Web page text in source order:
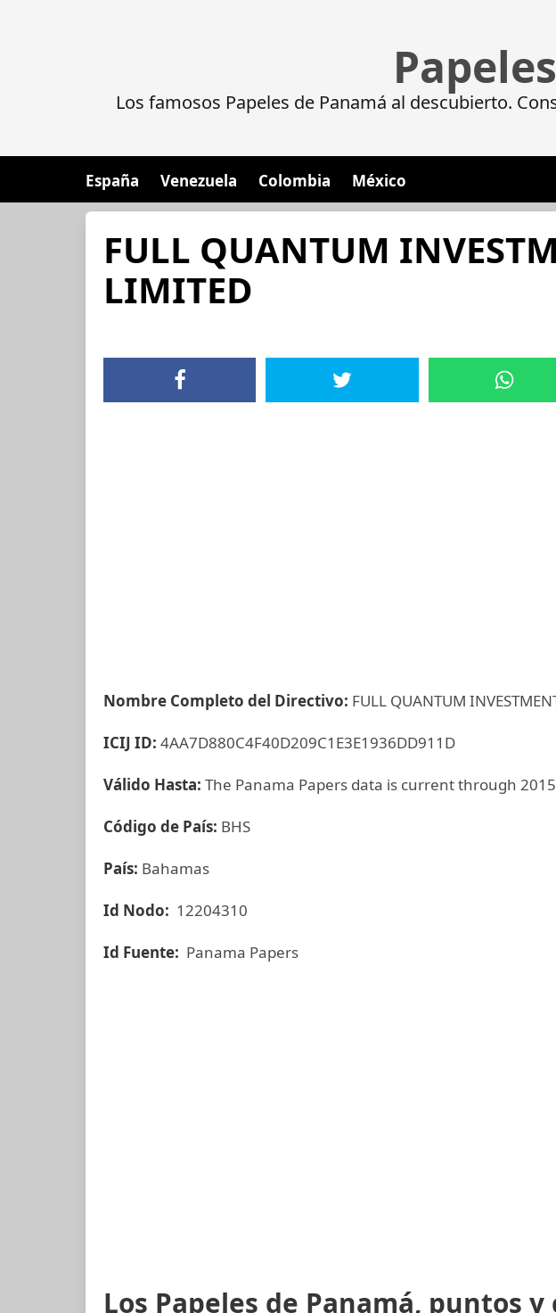
Los famosos Papeles de Panamá al descubierto.
España Venezuela Colombia México
FULL QUANTUM
LIMITED
Nombre Completo del Directivo: FULL QUANTUM
ICIJ ID: 4AA7D880C4F40D209C1E3E1936DD911D
Válido Hasta: The Panama Papers data is current through 2015
Código de País: BHS
País: Bahamas
Id Nodo: 12204310
Id Fuente: Panama Papers
Los Papeles de Panamá, puntos y